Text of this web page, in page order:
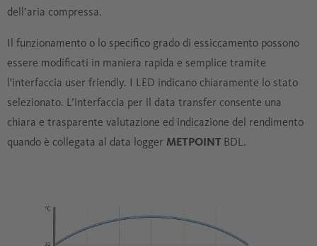
dell’aria compressa.
Il funzionamento o lo specifico grado di essiccamento possono
essere modificati in maniera rapida e semplice tramite
l'interfaccia user friendly. I LED indicano chiaramente lo stato
selezionato. L’interfaccia per il data transfer consente una
chiara e trasparente valutazione ed indicazione del rendimento
quando è collegata al data logger METPOINT BDL.